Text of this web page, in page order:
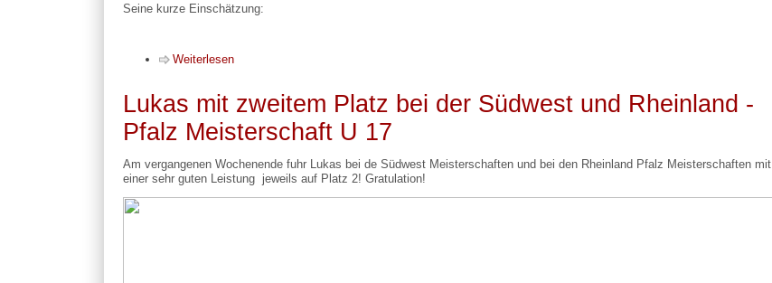
Seine kurze Einschätzung:
Weiterlesen
Lukas mit zweitem Platz bei der Südwest und Rheinland -
Pfalz Meisterschaft U 17
Am vergangenen Wochenende fuhr Lukas bei de Südwest Meisterschaften und bei den Rheinland Pfalz Meisterschaften mit
einer sehr guten Leistung jeweils auf Platz 2! Gratulation!